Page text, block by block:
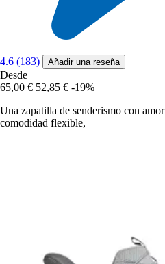
4.6 (183) Añadir una reseña
Desde
65,00 € 52,85 € -19%
Una zapatilla de senderismo con
comodidad flexible,